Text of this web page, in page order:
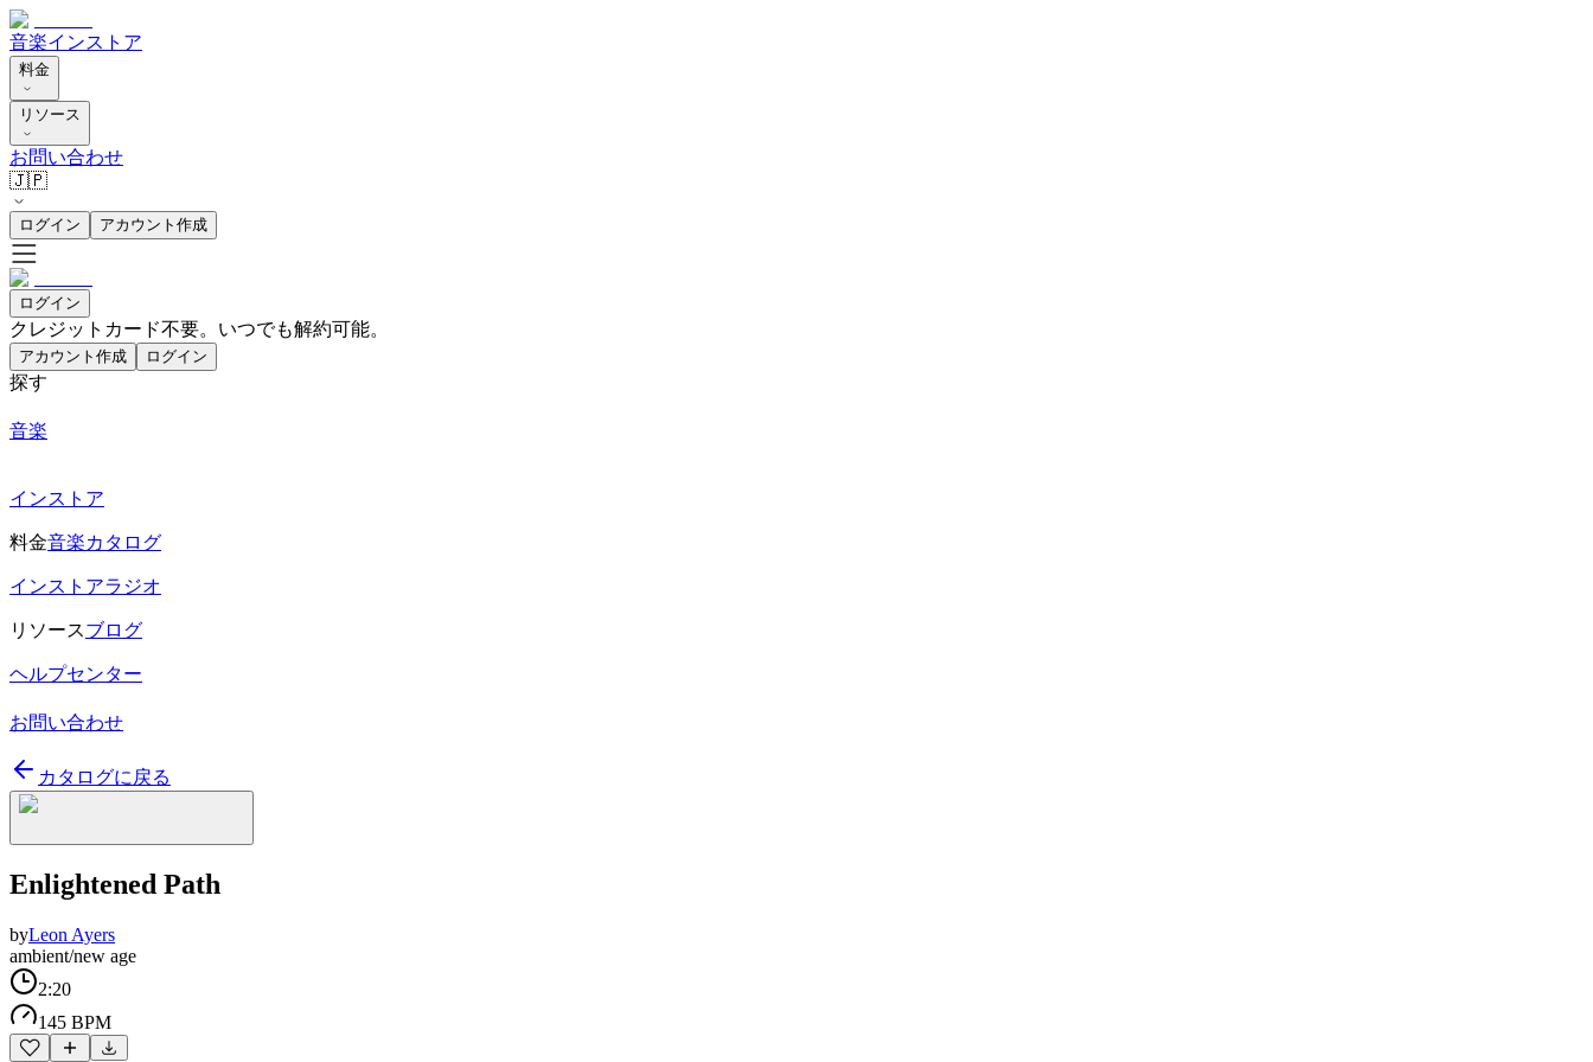
音楽インストア
料金
リソース
お問い合わせ
🇯🇵
ログイン アカウント作成
ログイン
クレジットカード不要。いつでも解約可能。
アカウント作成 ログイン
探す
音楽
インストア
料金音楽カタログ
インストアラジオ
リソースブログ
ヘルプセンター
お問い合わせ
カタログに戻る
Enlightened Path
byLeon Ayers
ambient/new age
2:20
145 BPM